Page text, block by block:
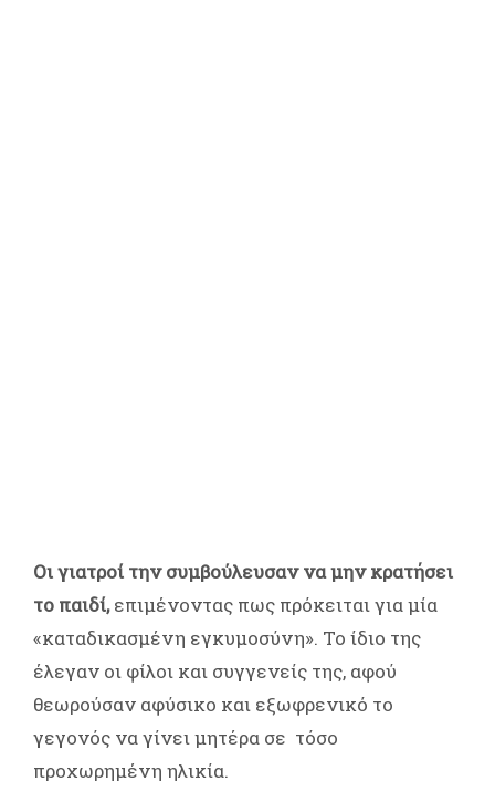
Οι γιατροί την συμβούλευσαν να μην κρατήσει
το παιδί,επιμένοντας πως πρόκειται για μία
«καταδικασμένη εγκυμοσύνη». Το ίδιο της
έλεγαν οι φίλοι και συγγενείς της, αφού
θεωρούσαν αφύσικο και εξωφρενικό το
γεγονός να γίνει μητέρα σε τόσο
προχωρημένη ηλικία.